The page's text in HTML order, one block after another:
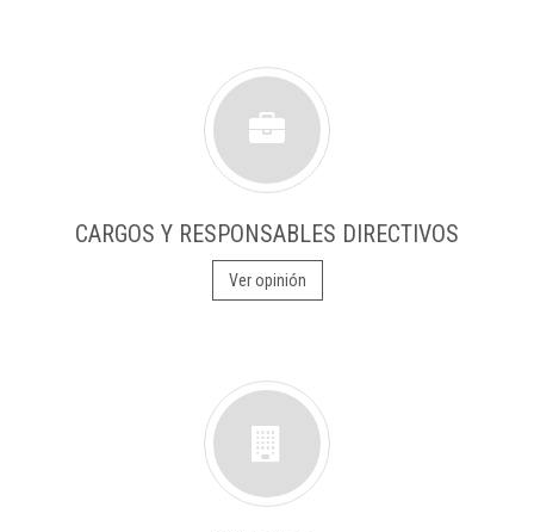
CARGOS Y RESPONSABLES DIRECTIVOS
Ver opinión